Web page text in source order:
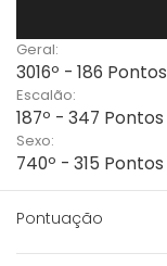
Geral:
3016º - 186 Pontos
Escalão:
187º - 347 Pontos
Sexo:
740º - 315 Pontos
Pontuação